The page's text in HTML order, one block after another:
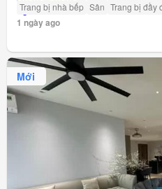
Trang bị nhà bếp Sân Trang bị đầy
1 ngày ago
Mới